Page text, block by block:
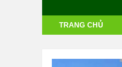
TRANG CHỦ